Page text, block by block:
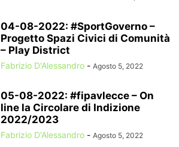
04-08-2022: #SportGoverno –
Progetto Spazi Civici di Comunità
– Play District
Fabrizio D'Alessandro - Agosto 5, 2022
05-08-2022: #fipavlecce – On
line la Circolare di Indizione
2022/2023
Fabrizio D'Alessandro - Agosto 5, 2022